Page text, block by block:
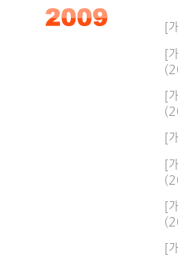
[
[
[
[
[
[
[